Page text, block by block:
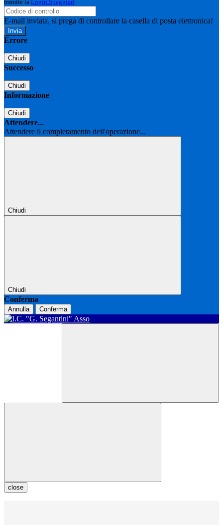
tramite la Login Spaggiari
E-mail inviata, si prega di controllare la casella di posta elettronica!
Errore
Chiudi
Successo
Chiudi
Informazione
Chiudi
Attendere...
Attendere il completamento dell'operazione...
Chiudi
Chiudi
Conferma
Annulla Conferma
close